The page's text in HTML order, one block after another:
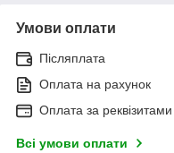
Умови оплати
Післяплата
Оплата на рахунок
Оплата за реквізитами
Всі умови оплати